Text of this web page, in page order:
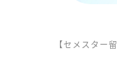
【セメスター